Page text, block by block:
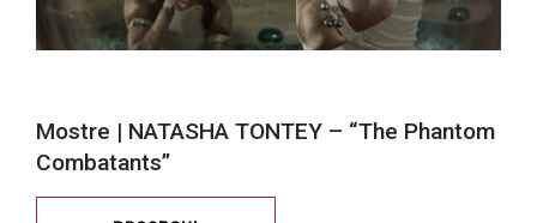
Mostre | NATASHA TONTEY – “The Phantom
Combatants”